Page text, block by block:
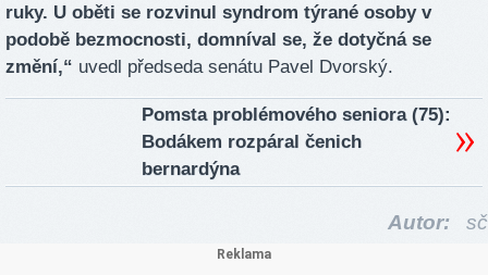
ruky. U oběti se rozvinul syndrom týrané osoby v
podobě bezmocnosti, domníval se, že dotyčná se
změní,“ uvedl předseda senátu Pavel Dvorský.
Pomsta problémového seniora (75):
Bodákem rozpáral čenich
bernardýna
Autor: sč